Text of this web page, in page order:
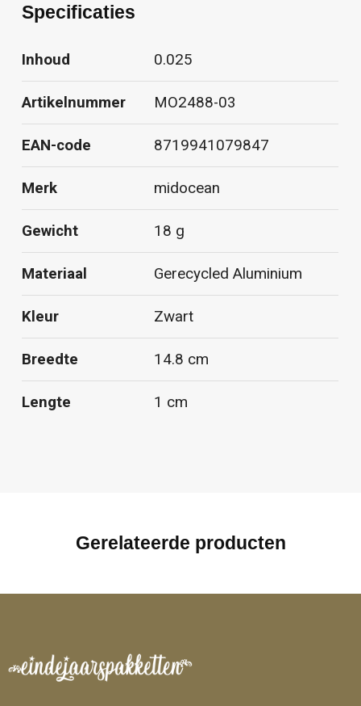
Specificaties
Inhoud 0.025
Artikelnummer MO2488-03
EAN-code 8719941079847
Merk midocean
Gewicht 18 g
Materiaal Gerecycled Aluminium
Kleur Zwart
Breedte 14.8 cm
Lengte 1 cm
Gerelateerde producten